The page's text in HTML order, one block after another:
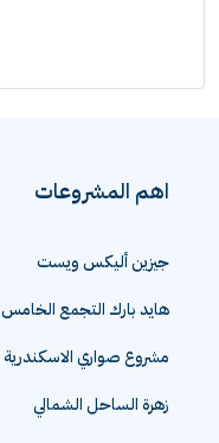
اهم المشروعات
جيزين أليكس ويست
هايد بارك التجمع الخامس
مشروع صواري الاسكندرية
زهرة الساحل الشمالي